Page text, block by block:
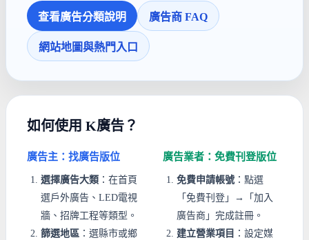
查看廣告分類說明 廣告商 FAQ
網站地圖與熱門入口
如何使用 K廣告？
廣告主：找廣告版位
選擇廣告大類 ：在首頁
選戶外廣告、LED電視
牆、招牌工程等類型。
篩選地區 ：選縣市或鄉
廣告業者：免費刊登版位
免費申請帳號 ：點選
「免費刊登」→「加入
廣告商」完成註冊。
建立營業項目 ：設定媒